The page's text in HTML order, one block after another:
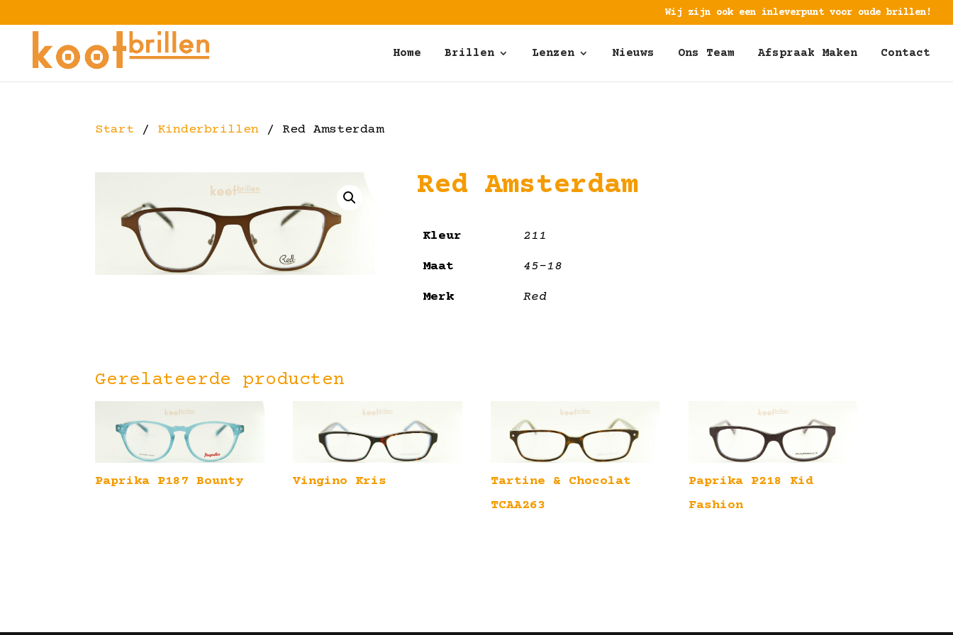
Wij zijn ook een inleverpunt voor oude brillen!
Home Brillen Lenzen Nieuws Ons Team Afspraak Maken Contact
Start / Kinderbrillen / Red Amsterdam
Red Amsterdam
Kleur 211
Maat 45-18
Merk Red
Gerelateerde producten
Paprika P187 Bounty Vingino Kris
Tartine & Chocolat
TCAA263
Paprika P218 Kid
Fashion